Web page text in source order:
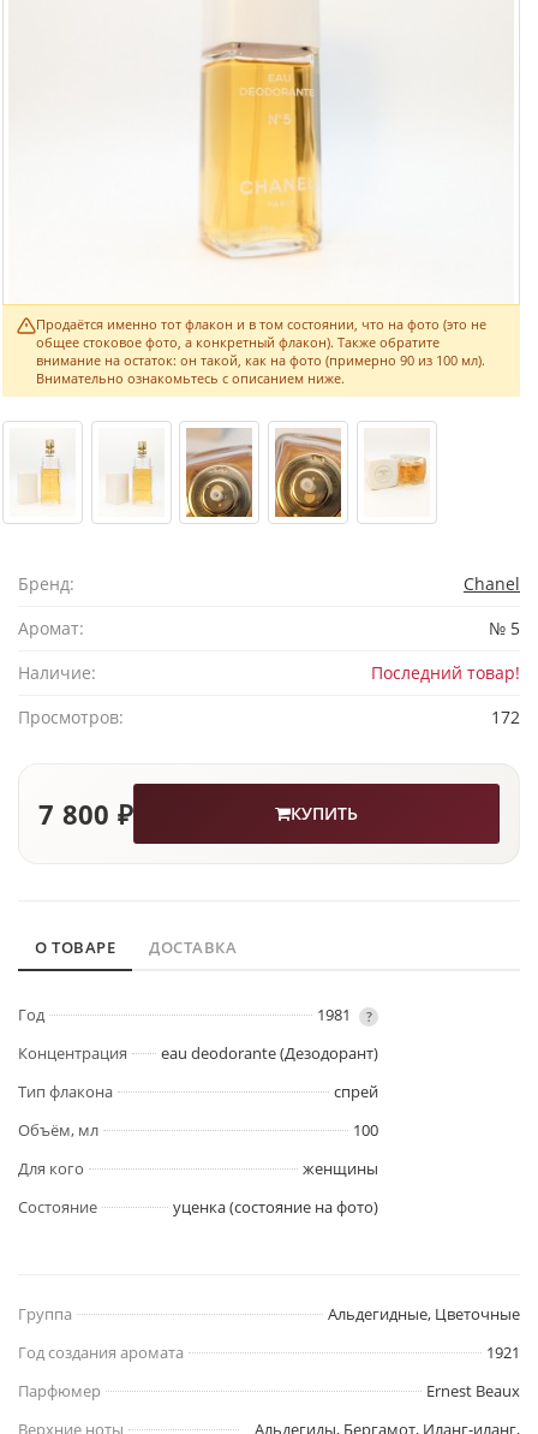
Продаётся именно тот флакон и в том состоянии, что на фото (это не
общее стоковое фото, а конкретный флакон). Также обратите
внимание на остаток: он такой, как на фото (примерно 90 из 100 мл).
Внимательно ознакомьтесь с описанием ниже.
Бренд:
Chanel
Аромат:
№ 5
Наличие:
Последний товар!
Просмотров:
172
7 800 ₽ КУПИТЬ
О ТОВАРЕ ДОСТАВКА
Год 1981 ?
Концентрация
eau deodorante (Дезодорант)
Тип флакона
спрей
Объём, мл
100
Для кого
женщины
Состояние
уценка (состояние на фото)
Группа
Альдегидные, Цветочные
Год создания аромата
1921
Парфюмер
Ernest Beaux
Верхние ноты
Альдегиды, Бергамот, Иланг-иланг,